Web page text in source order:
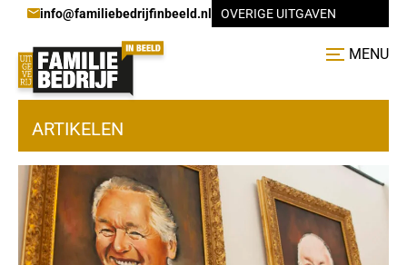
info@familiebedrijfinbeeld.nl OVERIGE UITGAVEN
MENU
ARTIKELEN